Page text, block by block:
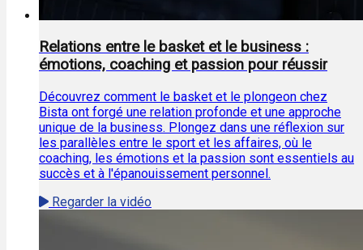
Relations entre le basket et le business :
émotions, coaching et passion pour réussir
Découvrez comment le basket et le plongeon chez
Bista ont forgé une relation profonde et une approche
unique de la business. Plongez dans une réflexion sur
les parallèles entre le sport et les affaires, où le
coaching, les émotions et la passion sont essentiels au
succès et à l'épanouissement personnel.
Regarder la vidéo